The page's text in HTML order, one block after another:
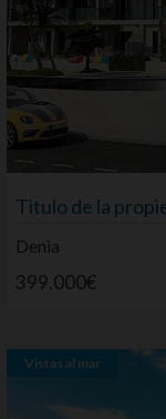
Titulo de la
Denia
399.000€
Vistas al mar